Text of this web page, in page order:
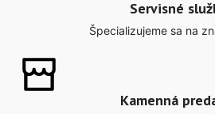
Servisné
Špecializujeme sa na
Kamenná